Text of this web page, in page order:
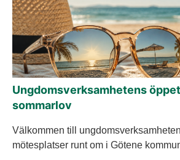
Ungdomsverksamhetens
sommarlov
Välkommen till
mötesplatser runt om i Götene